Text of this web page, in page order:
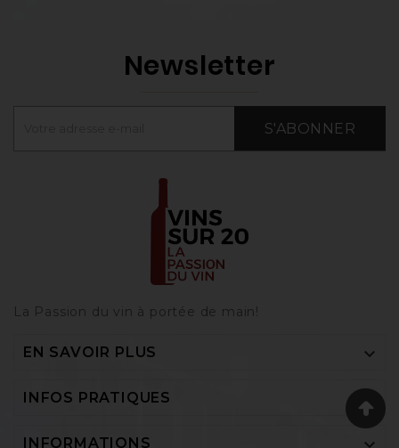
Newsletter
S'ABONNER
La Passion du vin à portée de main‎!
EN SAVOIR PLUS 
INFOS PRATIQUES 
INFORMATIONS